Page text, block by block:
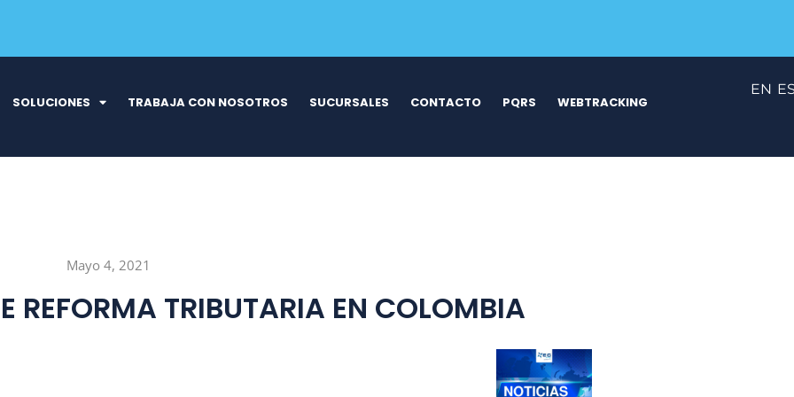
SOLUCIONES TRABAJA CON NOSOTROS SUCURSALES CONTACTO PQRS WEBTRACKING
EN
Mayo 4, 2021
REFORMA TRIBUTARIA EN COLOMBIA